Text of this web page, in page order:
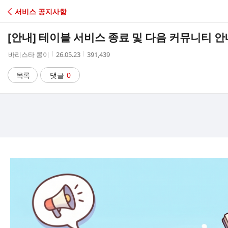
C
A
서비스 공지사항
[안내] 테이블 서비스 종료 및 다음 커뮤니티 안
작
자
바리스타 콩이
작
시
간
26.05.23
조
391,439
목록 댓글 0